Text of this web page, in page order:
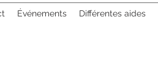
Événements Différentes aides